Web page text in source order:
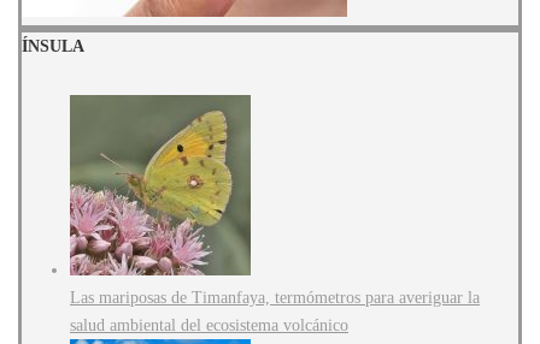
ÍNSULA
Las mariposas de Timanfaya, termómetros para averiguar la
salud ambiental del ecosistema volcánico